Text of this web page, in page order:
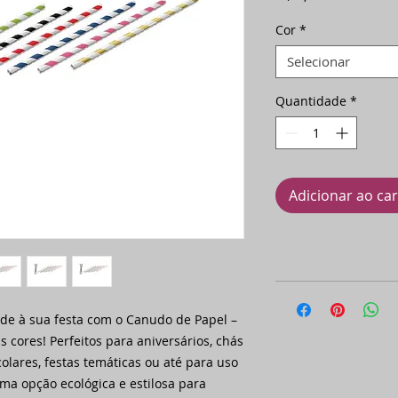
à sua festa com o Canudo de Papel –
cores! Perfeitos para aniversários, chás
festas temáticas ou até para uso
opção ecológica e estilosa para
Cor *
Selecionar
Quantidade *
Adicionar ao